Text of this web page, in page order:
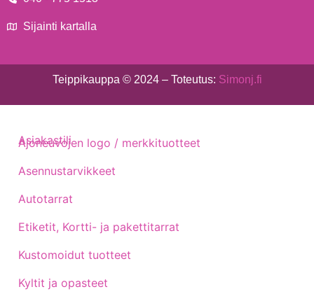
Sijainti kartalla
Teippikauppa © 2024 – Toteutus: Simonj.fi
Ajoneuvojen logo / merkkituotteet
Asennustarvikkeet
Autotarrat
Etiketit, Kortti- ja pakettitarrat
Kustomoidut tuotteet
Kyltit ja opasteet
Asiakastili